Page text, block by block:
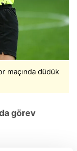
maçında düdük
görev